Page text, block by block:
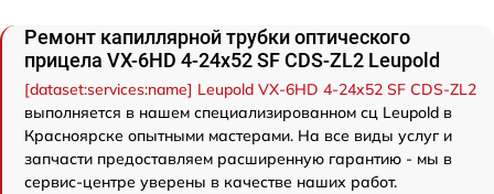
Ремонт капиллярной трубки оптического
прицела VX-6HD 4-24x52 SF CDS-ZL2 Leupold
[dataset:services:name] Leupold VX-6HD 4-24x52 SF CDS-ZL2
выполняется в нашем специализированном сц Leupold в
Красноярске опытными мастерами. На все виды услуг и
запчасти предоставляем расширенную гарантию - мы в
сервис-центре уверены в качестве наших работ.